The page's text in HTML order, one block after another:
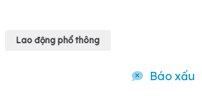
Lao động phổ thông
Báo xấu